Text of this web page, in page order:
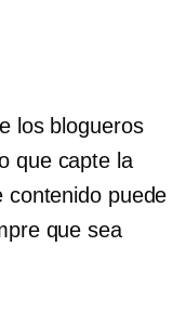
los blogueros
que capte la
contenido puede
que sea